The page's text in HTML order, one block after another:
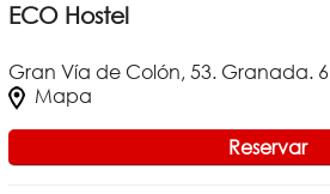
ECO Hostel
Gran Vía de Colón, 53. Granada. 6
Mapa
Reservar